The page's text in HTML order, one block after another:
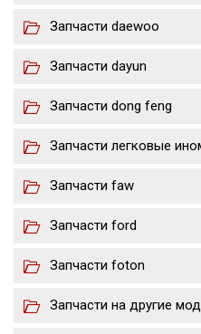
Запчасти daewoo
Запчасти dayun
Запчасти dong feng
Запчасти легковые
Запчасти faw
Запчасти ford
Запчасти foton
Запчасти на другие